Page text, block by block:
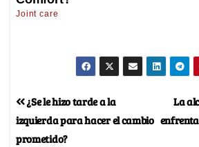
La
¿Se le hizo tarde a la
izquierda para hacer el cambio
prometido?